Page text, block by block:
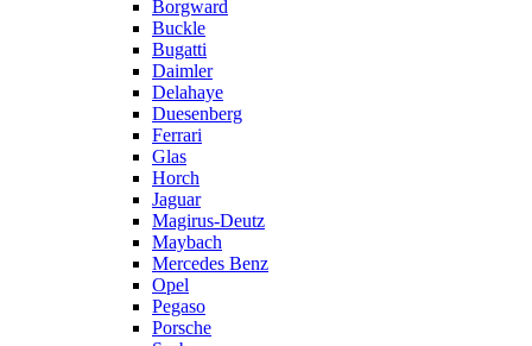
Borgward
Buckle
Bugatti
Daimler
Delahaye
Duesenberg
Ferrari
Glas
Horch
Jaguar
Magirus-Deutz
Maybach
Mercedes Benz
Opel
Pegaso
Porsche